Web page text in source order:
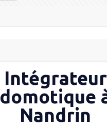
Intégrateur
domotique
Nandrin